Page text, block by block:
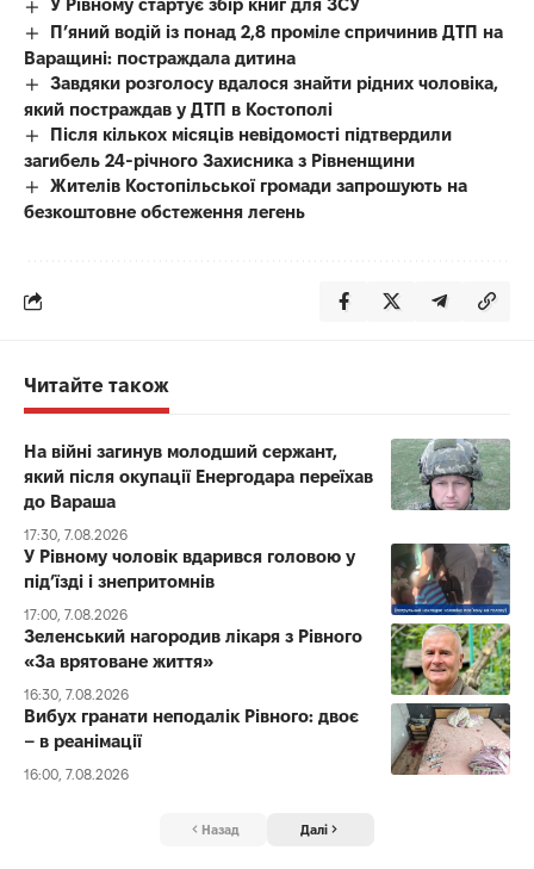
У Рівному стартує збір книг для ЗСУ
П’яний водій із понад 2,8 проміле спричинив ДТП на
Варащині: постраждала дитина
Завдяки розголосу вдалося знайти рідних чоловіка,
який постраждав у ДТП в Костополі
Після кількох місяців невідомості підтвердили
загибель 24-річного Захисника з Рівненщини
Жителів Костопільської громади запрошують на
безкоштовне обстеження легень
Читайте також
На війні загинув молодший сержант,
який після окупації Енергодара переїхав
до Вараша
17:30, 7.08.2026
У Рівному чоловік вдарився головою у
під’їзді і знепритомнів
17:00, 7.08.2026
Зеленський нагородив лікаря з Рівного
«За врятоване життя»
16:30, 7.08.2026
Вибух гранати неподалік Рівного: двоє
– в реанімації
16:00, 7.08.2026
Назад Далі